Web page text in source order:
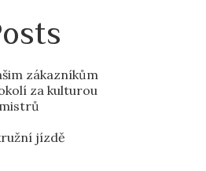
zákazníkům
za kulturou
jízdě